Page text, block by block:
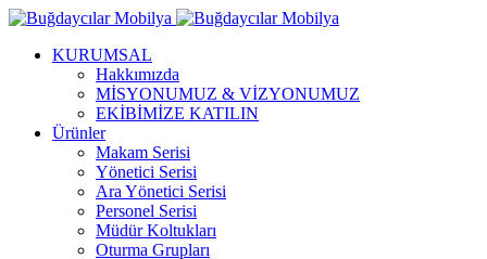
KURUMSAL
Hakkımızda
MİSYONUMUZ & VİZYONUMUZ
EKİBİMİZE KATILIN
Ürünler
Makam Serisi
Yönetici Serisi
Ara Yönetici Serisi
Personel Serisi
Müdür Koltukları
Oturma Grupları